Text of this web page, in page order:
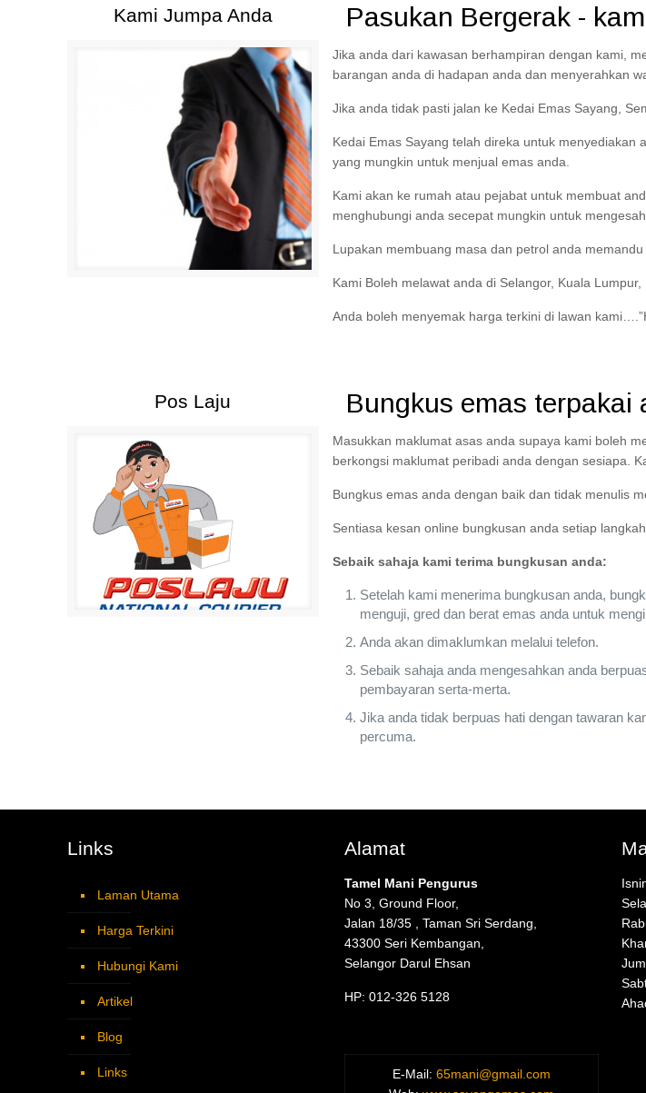
Kami Jumpa Anda Pasukan Bergerak -
Jika anda dari kawasan berhampiran dengan kami,
barangan anda di hadapan anda dan menyerahkan
Jika anda tidak pasti jalan ke Kedai Emas Sayang,
Kedai Emas Sayang telah direka untuk
yang mungkin untuk menjual emas anda.
Kami akan ke rumah atau pejabat untuk membuat
menghubungi anda secepat mungkin untuk
Lupakan membuang masa dan petrol anda
Kami Boleh melawat anda di Selangor, Kuala
Anda boleh menyemak harga terkini di lawan
Pos Laju Bungkus emas terpakai
Masukkan maklumat asas anda supaya kami boleh
berkongsi maklumat peribadi anda dengan sesiapa.
Bungkus emas anda dengan baik dan tidak menulis
Sentiasa kesan online bungkusan anda setiap
Sebaik sahaja kami terima bungkusan anda:
Setelah kami menerima bungkusan anda,
menguji, gred dan berat emas anda untuk
Anda akan dimaklumkan melalui telefon.
Sebaik sahaja anda mengesahkan anda
pembayaran serta-merta.
Jika anda tidak berpuas hati dengan tawaran
percuma.
Links
Laman Utama
Harga Terkini
Hubungi Kami
Artikel
Blog
Links
Alamat
Tamel Mani Pengurus
No 3, Ground Floor,
Jalan 18/35 , Taman Sri Serdang,
43300 Seri Kembangan,
Selangor Darul Ehsan
HP: 012-326 5128
E-Mail:65mani@gmail.com